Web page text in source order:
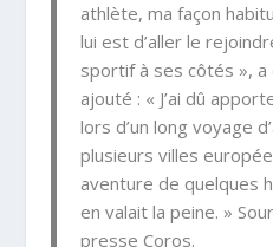
athlète, ma façon
lui est d’aller le
sportif à ses côtés », a
ajouté : « J’ai dû
lors d’un long voyage
plusieurs villes
aventure de quelques
en valait la peine. »
presse Coros.